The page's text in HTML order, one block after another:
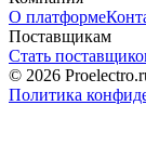
О платформе
Поставщикам
Стать
© 2026
Политика